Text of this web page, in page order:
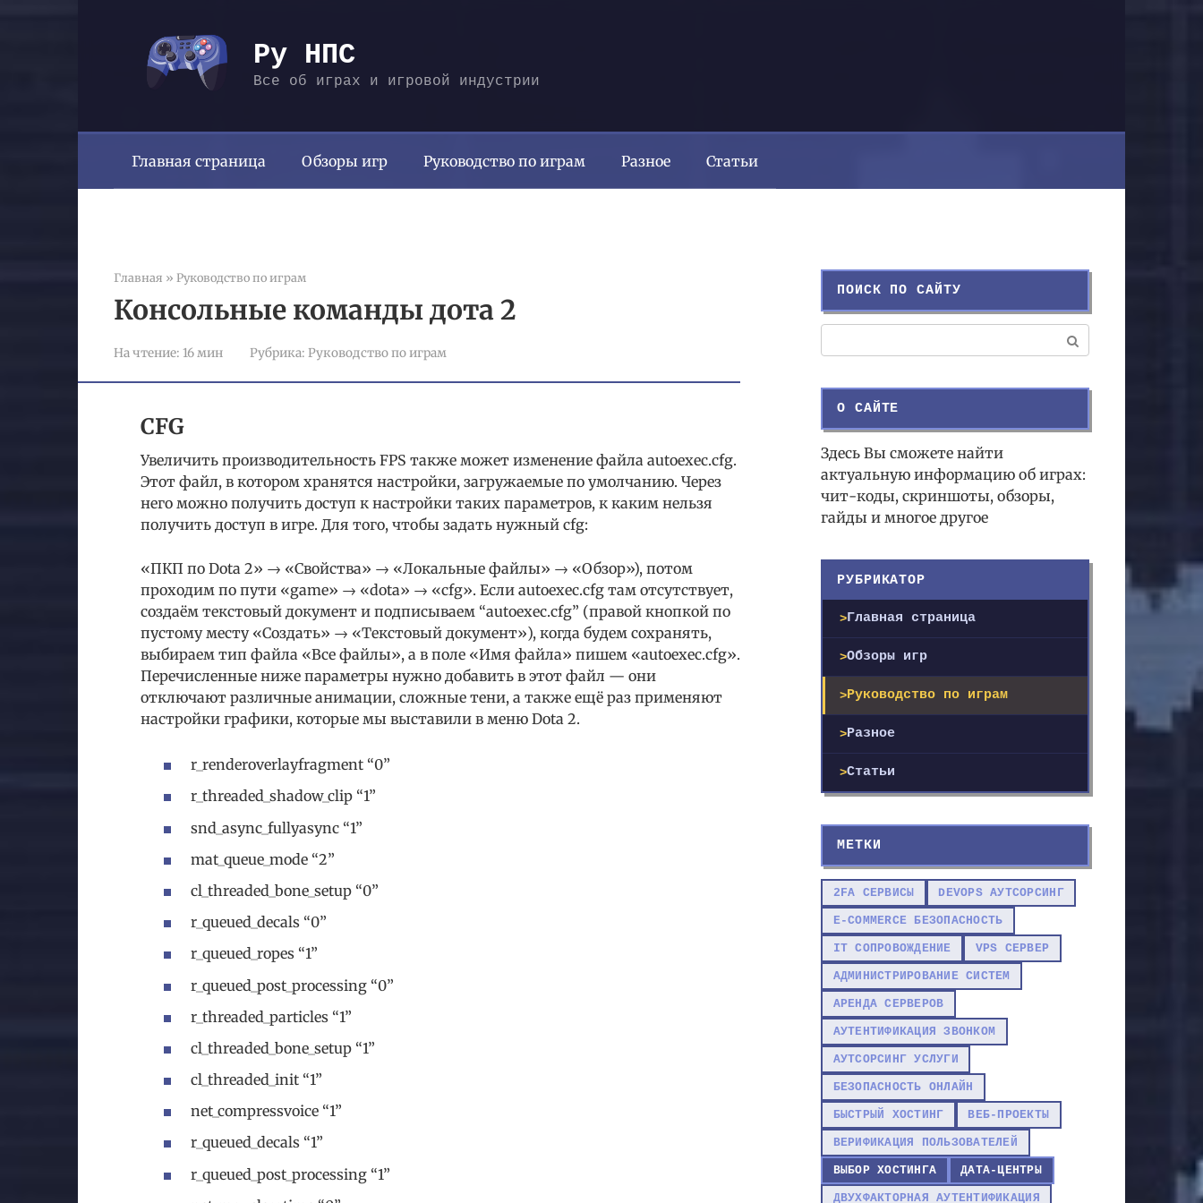
Ру НПС
Все об играх и игровой индустрии
Главная страница Обзоры игр Руководство по играм Разное Статьи
Главная » Руководство по играм
Консольные команды дота 2
На чтение: 16 мин Рубрика: Руководство по играм
CFG
Увеличить производительность FPS также может изменение файла autoexec.cfg.
Этот файл, в котором хранятся настройки, загружаемые по умолчанию. Через
него можно получить доступ к настройки таких параметров, к каким нельзя
получить доступ в игре. Для того, чтобы задать нужный cfg:
«ПКП по Dota 2» → «Свойства» → «Локальные файлы» → «Обзор»), потом
проходим по пути «game» → «dota» → «cfg». Если autoexec.cfg там отсутствует,
создаём текстовый документ и подписываем “autoexec.cfg” (правой кнопкой по
пустому месту «Создать» → «Текстовый документ»), когда будем сохранять,
выбираем тип файла «Все файлы», а в поле «Имя файла» пишем «autoexec.cfg».
Перечисленные ниже параметры нужно добавить в этот файл — они
отключают различные анимации, сложные тени, а также ещё раз применяют
настройки графики, которые мы выставили в меню Dota 2.
r_renderoverlayfragment “0”
r_threaded_shadow_clip “1”
snd_async_fullyasync “1”
mat_queue_mode “2”
cl_threaded_bone_setup “0”
r_queued_decals “0”
r_queued_ropes “1”
r_queued_post_processing “0”
r_threaded_particles “1”
cl_threaded_bone_setup “1”
cl_threaded_init “1”
net_compressvoice “1”
r_queued_decals “1”
r_queued_post_processing “1”
ПОИСК ПО САЙТУ
О САЙТЕ
Здесь Вы сможете найти
актуальную информацию об играх:
чит-коды, скриншоты, обзоры,
гайды и многое другое
РУБРИКАТОР
Главная страница
Обзоры игр
Руководство по играм
Разное
Статьи
МЕТКИ
2FA СЕРВИСЫ DEVOPS АУТСОРСИНГ
E-COMMERCE БЕЗОПАСНОСТЬ
IT СОПРОВОЖДЕНИЕ VPS СЕРВЕР
АДМИНИСТРИРОВАНИЕ СИСТЕМ
АРЕНДА СЕРВЕРОВ
АУТЕНТИФИКАЦИЯ ЗВОНКОМ
АУТСОРСИНГ УСЛУГИ
БЕЗОПАСНОСТЬ ОНЛАЙН
БЫСТРЫЙ ХОСТИНГ ВЕБ-ПРОЕКТЫ
ВЕРИФИКАЦИЯ ПОЛЬЗОВАТЕЛЕЙ
ВЫБОР ХОСТИНГА ДАТА-ЦЕНТРЫ
ДВУХФАКТОРНАЯ АУТЕНТИФИКАЦИЯ